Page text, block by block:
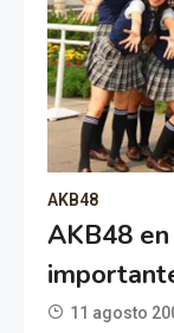
AKB48
AKB48
11 agosto